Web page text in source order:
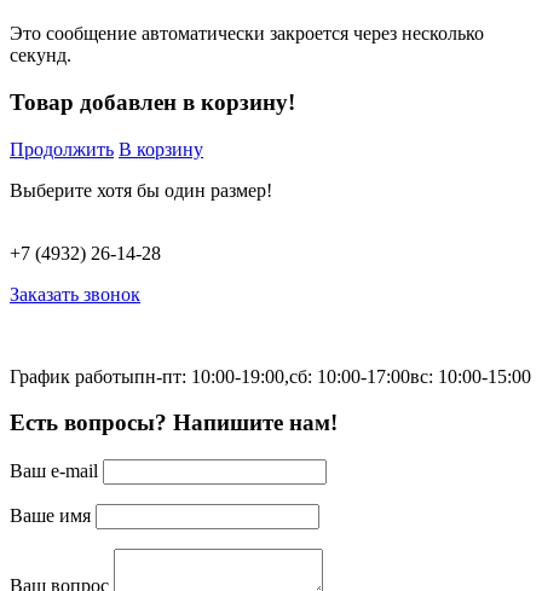
Это сообщение автоматически закроется через несколько
секунд.
Товар добавлен в корзину!
Продолжить В корзину
Выберите хотя бы один размер!
+7 (4932) 26-14-28
Заказать звонок
График работыпн-пт: 10:00-19:00,сб: 10:00-17:00вс: 10:00-15:00
Есть вопросы? Напишите нам!
Ваш e-mail
Ваше имя
Ваш вопрос